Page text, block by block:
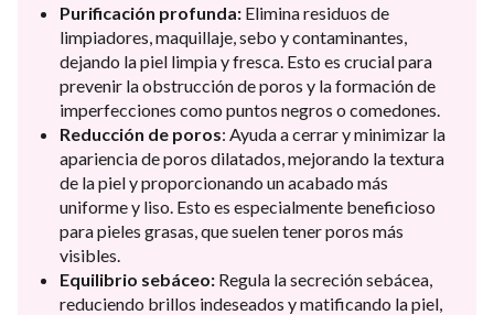
Purificación profunda: Elimina residuos de
limpiadores, maquillaje, sebo y contaminantes,
dejando la piel limpia y fresca. Esto es crucial para
prevenir la obstrucción de poros y la formación de
imperfecciones como puntos negros o comedones.
Reducción de poros: Ayuda a cerrar y minimizar la
apariencia de poros dilatados, mejorando la textura
de la piel y proporcionando un acabado más
uniforme y liso. Esto es especialmente beneficioso
para pieles grasas, que suelen tener poros más
visibles.
Equilibrio sebáceo: Regula la secreción sebácea,
reduciendo brillos indeseados y matificando la piel,